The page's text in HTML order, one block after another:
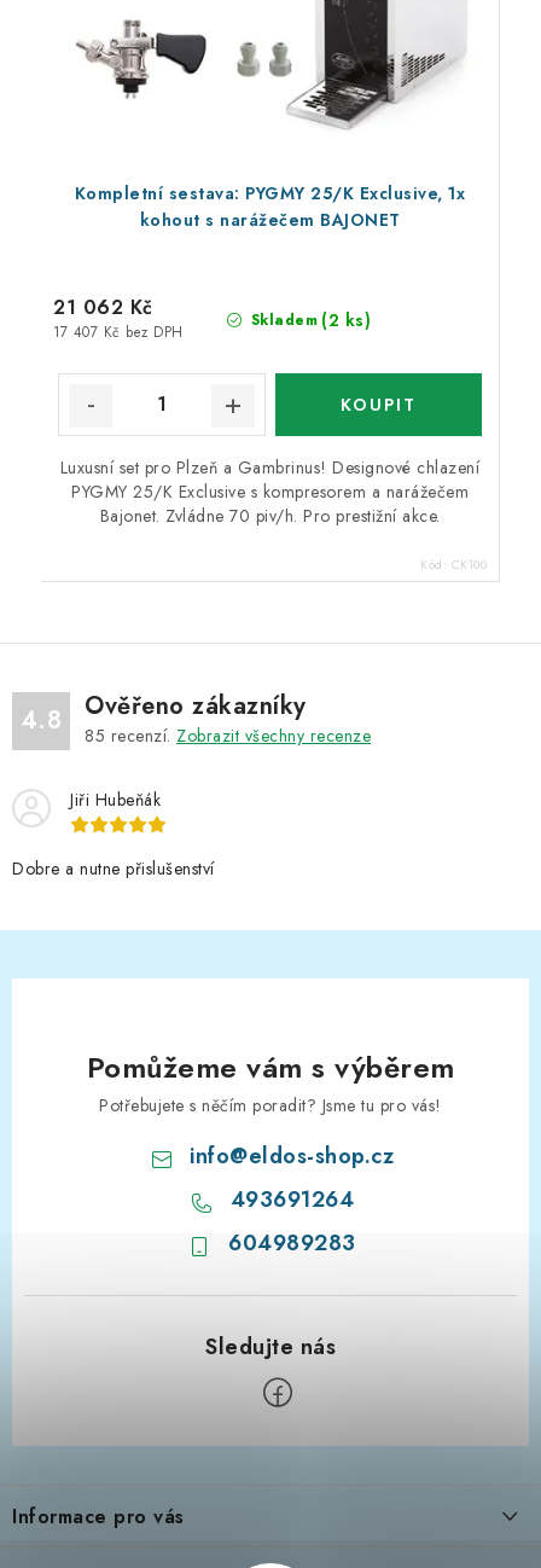
Kompletní sestava: PYGMY 25/K Exclusive, 1x
kohout s narážečem BAJONET
Skladem (2 ks)
17 407 Kč bez DPH
21 062 Kč
Luxusní set pro Plzeň a Gambrinus! Designové chlazení
PYGMY 25/K Exclusive s kompresorem a narážečem
Bajonet. Zvládne 70 piv/h. Pro prestižní akce.
Kód: CK100
4.8 Ověřeno zákazníky
85 recenzí. Zobrazit všechny recenze
Jiři Hubeňák
Dobre a nutne přislušenství
Pomůžeme vám s výběrem
Potřebujete s něčím poradit? Jsme tu pro vás!
info@eldos-shop.cz
493691264
604989283
pInformace pro vás